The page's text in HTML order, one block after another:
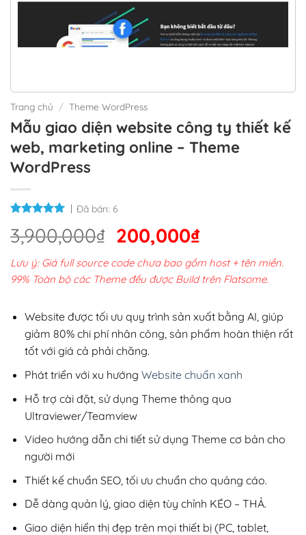
Trang chủ / Theme WordPress
Mẫu giao diện website công ty thiết kế
web, marketing online – Theme
WordPress
Đã bán: 6
3,900,000₫ Giá
gốc
là:
3,900,000₫.
200,000₫Giá
hiện
tại
200,000₫.
Lưu ý: Giá full source code chưa bao gồm host + tên miền.
99% Toàn bộ các Theme đều được Build trên Flatsome.
Website được tối ưu quy trình sản xuất bằng AI, giúp
giảm 80% chi phí nhân công, sản phẩm hoàn thiện rất
tốt với giá cả phải chăng.
Phát triển với xu hướng Website chuẩn xanh
Hỗ trợ cài đặt, sử dụng Theme thông qua
Ultraviewer/Teamview
Video hướng dẫn chi tiết sử dụng Theme cơ bản cho
người mới
Thiết kế chuẩn SEO, tối ưu chuẩn cho quảng cáo.
Dễ dàng quản lý, giao diện tùy chỉnh KÉO – THẢ.
Giao diện hiển thị đẹp trên mọi thiết bị (PC, tablet,